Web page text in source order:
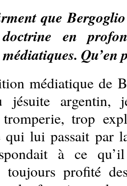
que
en
Qu’en
médiatique de
jésuite argentin,
trop
qui lui passait par
à ce
profité